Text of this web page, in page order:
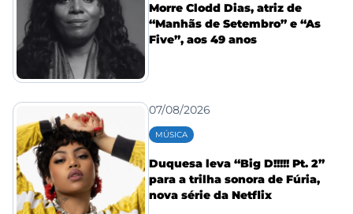
Morre Clodd Dias, atriz de
“Manhãs de Setembro” e “As
Five”, aos 49 anos
07/08/2026
MÚSICA
Duquesa leva “Big D!!!!! Pt. 2”
para a trilha sonora de Fúria,
nova série da Netflix